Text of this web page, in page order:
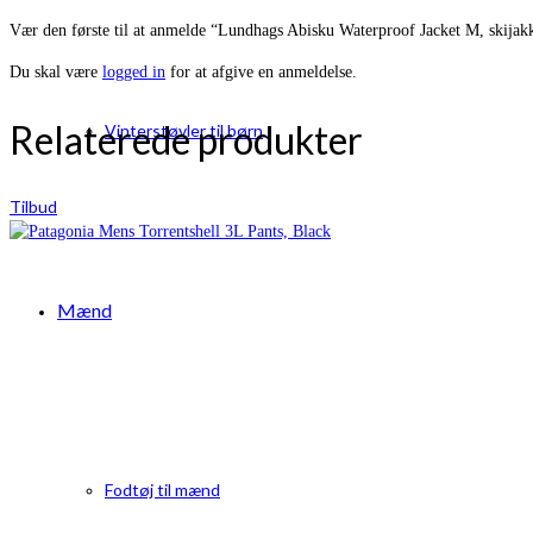
Vinterstøvler til børn
Mænd
Fodtøj til mænd
Vær den første til at anmelde “Lundhags Abisku Waterproof Jacket M,
Du skal være logged in for at afgive en anmeldelse.
Relaterede produkter
Tilbud